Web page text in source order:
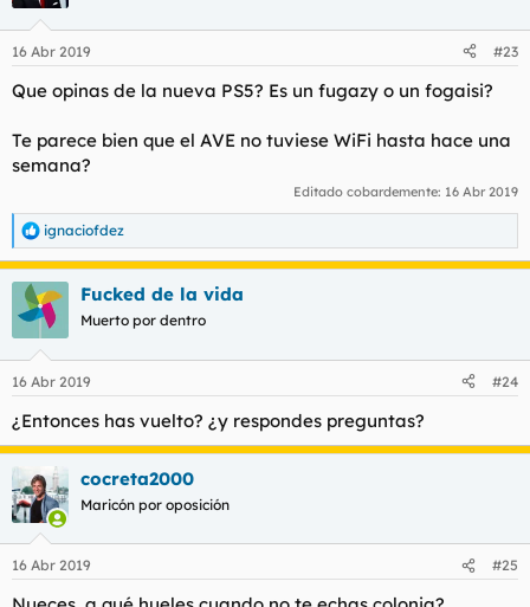
e
:
16 Abr 2019 #23
Que opinas de la nueva PS5? Es un fugazy o un fogaisi?
Te parece bien que el AVE no tuviese WiFi hasta hace una
semana?
Editado cobardemente: 16 Abr 2019
R
e
a
c
c
e
:
ignaciofdez
Fucked de la vida
Muerto por dentro
16 Abr 2019 #24
¿Entonces has vuelto? ¿y respondes preguntas?
cocreta2000
Maricón por oposición
16 Abr 2019 #25